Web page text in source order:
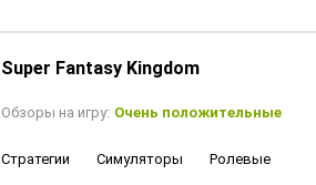
Super Fantasy Kingdom
Обзоры на игру: Очень положительные
Стратегии Симуляторы Ролевые